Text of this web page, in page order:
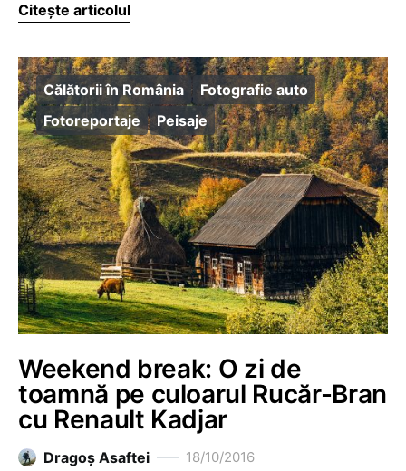
Citește articolul
Călătorii în România
Fotografie auto
Fotoreportaje
Peisaje
Weekend break: O zi de
toamnă pe culoarul Rucăr-Bran
cu Renault Kadjar
Dragoş Asaftei 18/10/2016